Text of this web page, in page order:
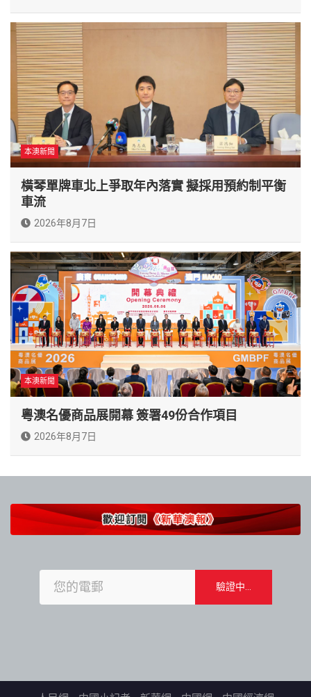
本澳新聞
橫琴單牌車北上爭取年內落實 擬採用預約制平衡
車流
2026年8月7日
本澳新聞
粵澳名優商品展開幕 簽署49份合作項目
2026年8月7日